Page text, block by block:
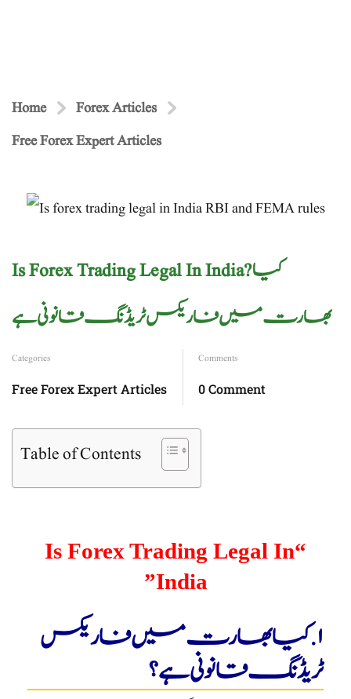
Home
Forex Articles
Free Forex Expert Articles
Is Forex Trading Legal In India?کیا
بھارت میں فاریکس ٹریڈنگ قانونی ہے
Categories
Free Forex Expert Articles
Comments
0 Comment
Table of Contents
“Is Forex Trading Legal In
India”
۱. کیا بھارت میں فاریکس
ٹریڈنگ قانونی ہے؟